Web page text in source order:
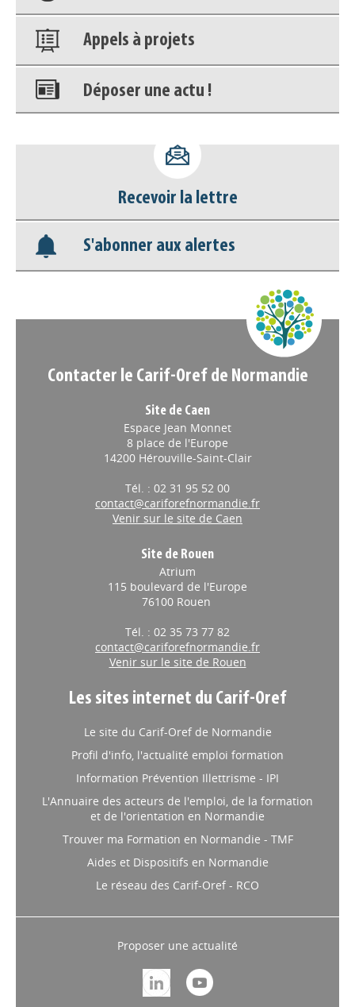
Appels à projets
Déposer une actu !
déconnecter)
Base documentaire
Nos veilles Scoop.it
Recevoir la lettre
S'abonner aux alertes
Contacter le Carif-Oref de Normandie
Site de Caen
Espace Jean Monnet
8 place de l'Europe
14200 Hérouville-Saint-Clair
Tél. : 02 31 95 52 00
contact@cariforefnormandie.fr
Venir sur le site de Caen
Site de Rouen
Atrium
115 boulevard de l'Europe
76100 Rouen
Tél. : 02 35 73 77 82
contact@cariforefnormandie.fr
Venir sur le site de Rouen
Les sites internet du Carif-Oref
Le site du Carif-Oref de Normandie
Profil d'info, l'actualité emploi formation
Information Prévention Illettrisme - IPI
L'Annuaire des acteurs de l'emploi, de la formation
et de l'orientation en Normandie
Trouver ma Formation en Normandie - TMF
Aides et Dispositifs en Normandie
Le réseau des Carif-Oref - RCO
Proposer une actualité